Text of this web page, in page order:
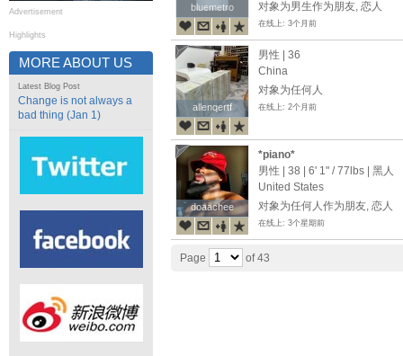
Advertisement
Highlights
MORE ABOUT US
Latest Blog Post
Change is not always a
bad thing (Jan 1)
bluemetro
bluemetro
对象为男生作为朋友, 恋人
在线上: 3个月前
allenqertf
allenqertf
男性 | 36
China
对象为任何人
在线上: 2个月前
doaachee
doaachee
*piano*
男性 | 38 | 6' 1" /77lbs | 黑人
United States
对象为任何人作为朋友, 恋人
在线上: 3个星期前
Page of 43